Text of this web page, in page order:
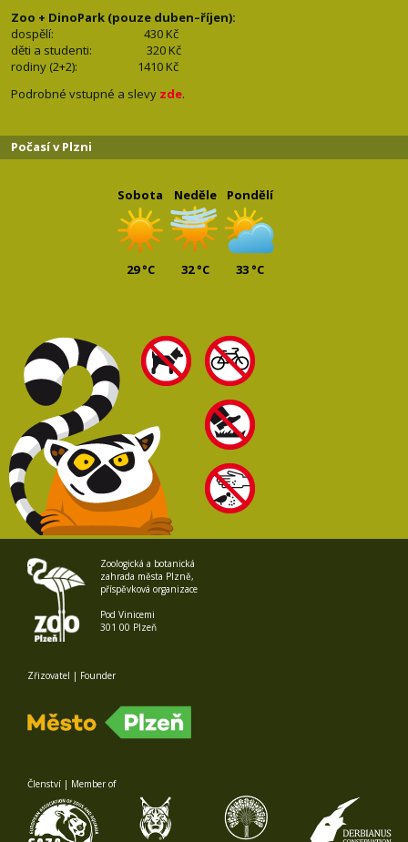
Zoo + DinoPark (pouze duben–říjen):
dospělí: 430 Kč
děti a studenti: 320 Kč
rodiny (2+2): 1410 Kč
Podrobné vstupné a slevy zde.
Počasí v Plzni
Sobota
29 °C
Neděle
32 °C
Pondělí
33 °C
Zoologická a botanická
zahrada města Plzně,
příspěvková organizace
Pod Vinicemi
301 00 Plzeň
Zřizovatel | Founder
Členství | Member of